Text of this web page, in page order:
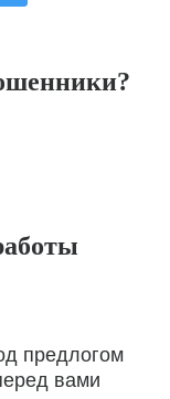
предлогом
вами